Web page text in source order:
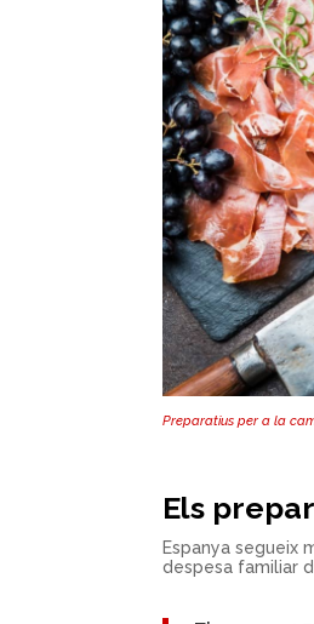
Preparatius per a la
Els
Espanya segueix
despesa familiar